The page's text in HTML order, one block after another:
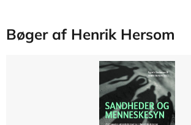
Bøger af Henrik Hersom